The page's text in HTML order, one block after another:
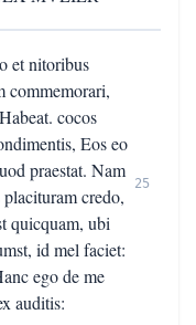
et nitoribus
commemorari,
cocos
Eos eo
praestat. Nam
credo,
quicquam, ubi
id mel faciet:
ego de me
auditis:
25